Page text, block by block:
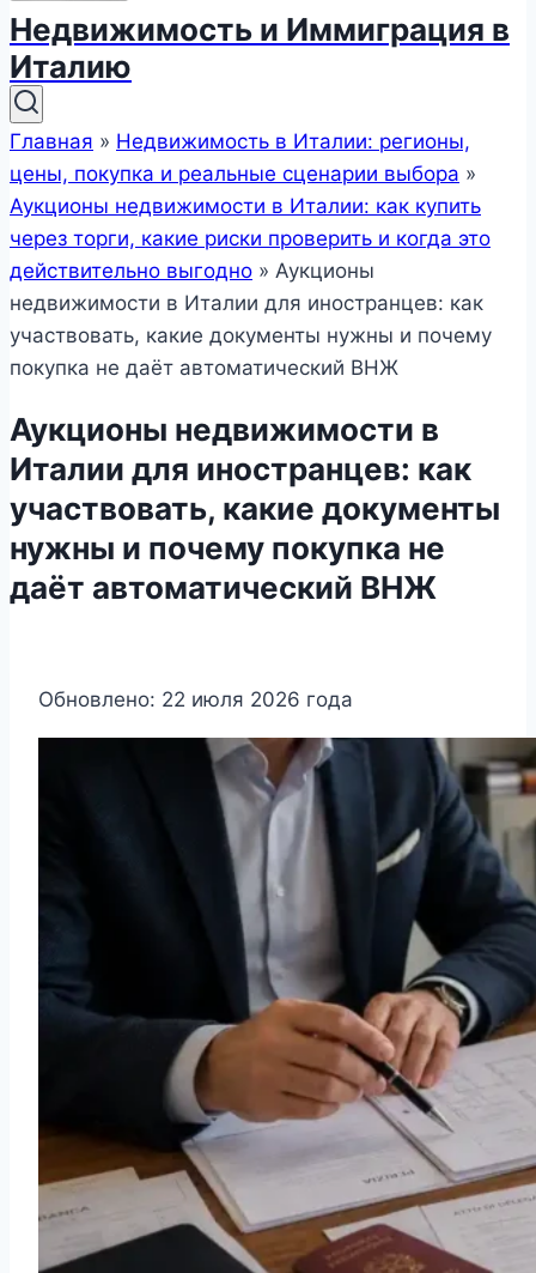
Недвижимость и Иммиграция в
Италию
Главная » Недвижимость в Италии: регионы,
цены, покупка и реальные сценарии выбора »
Аукционы недвижимости в Италии: как купить
через торги, какие риски проверить и когда это
действительно выгодно » Аукционы
недвижимости в Италии для иностранцев: как
участвовать, какие документы нужны и почему
покупка не даёт автоматический ВНЖ
Аукционы недвижимости в
Италии для иностранцев: как
участвовать, какие документы
нужны и почему покупка не
даёт автоматический ВНЖ
Обновлено: 22 июля 2026 года